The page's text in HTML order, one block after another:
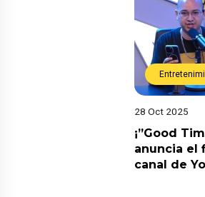
28 Oct 2025
¡”Good
anuncia el
canal de